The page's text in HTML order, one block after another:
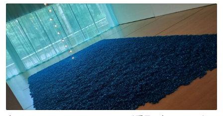
エクスプレス
ト
数
数